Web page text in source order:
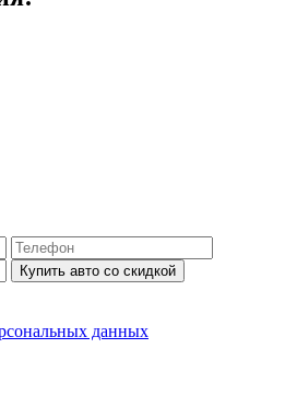
Купить авто со скидкой
данных